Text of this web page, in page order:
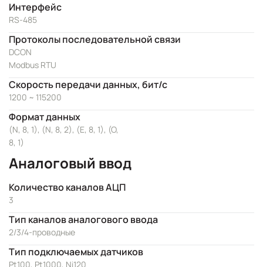
Интерфейс
RS-485
Протоколы последовательной связи
DCON
Modbus RTU
Скорость передачи данных, бит/с
1200 ~ 115200
Формат данных
(N, 8, 1), (N, 8, 2), (E, 8, 1), (O,
8, 1)
Аналоговый ввод
Количество каналов АЦП
3
Тип каналов аналогового ввода
2/3/4-проводные
Тип подключаемых датчиков
Pt100, Pt1000, Ni120